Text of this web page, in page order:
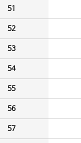
51
52
53
54
55
56
57